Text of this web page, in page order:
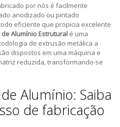
por nós é facilmente
anodizado ou pintado
eficiente que propicia excelente
de Alumínio Estrutural é uma
de extrusão metálica a
dispostos em uma máquina e
reduzida, transformando-se
Alumínio: Saiba
de fabricação